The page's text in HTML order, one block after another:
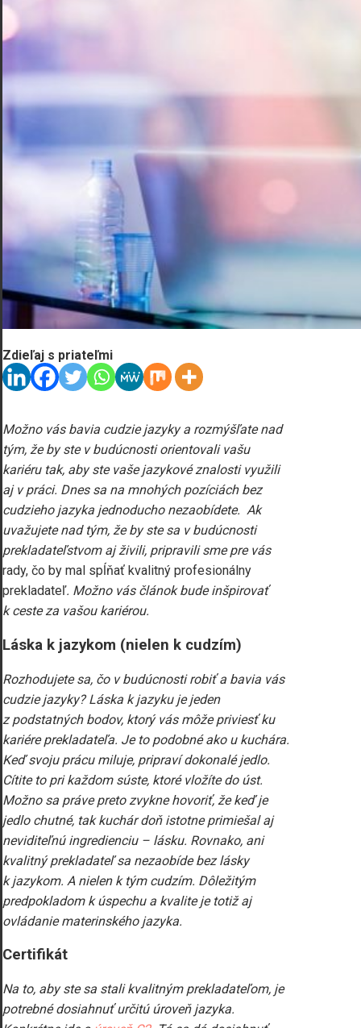
Zdieľaj s priateľmi
Možno vás bavia cudzie jazyky a rozmýšľate nad
tým, že by ste v budúcnosti orientovali vašu
kariéru tak, aby ste vaše jazykové znalosti využili
aj v práci. Dnes sa na mnohých pozíciách bez
cudzieho jazyka jednoducho nezaobídete. Ak
uvažujete nad tým, že by ste sa v budúcnosti
prekladateľstvom aj živili, pripravili sme pre vás
rady, čo by mal spĺňať kvalitný profesionálny
prekladateľ. Možno vás článok bude inšpirovať
k ceste za vašou kariérou.
Láska k jazykom (nielen k cudzím)
Rozhodujete sa, čo v budúcnosti robiť a bavia vás
cudzie jazyky? Láska k jazyku je jeden
z podstatných bodov, ktorý vás môže priviesť ku
kariére prekladateľa. Je to podobné ako u kuchára.
Keď svoju prácu miluje, pripraví dokonalé jedlo.
Cítite to pri každom súste, ktoré vložíte do úst.
Možno sa práve preto zvykne hovoriť, že keď je
jedlo chutné, tak kuchár doň istotne primiešal aj
neviditeľnú ingredienciu – lásku. Rovnako, ani
kvalitný prekladateľ sa nezaobíde bez lásky
k jazykom. A nielen k tým cudzím. Dôležitým
predpokladom k úspechu a kvalite je totiž aj
ovládanie materinského jazyka.
Certifikát
Na to, aby ste sa stali kvalitným prekladateľom, je
potrebné dosiahnuť určitú úroveň jazyka.